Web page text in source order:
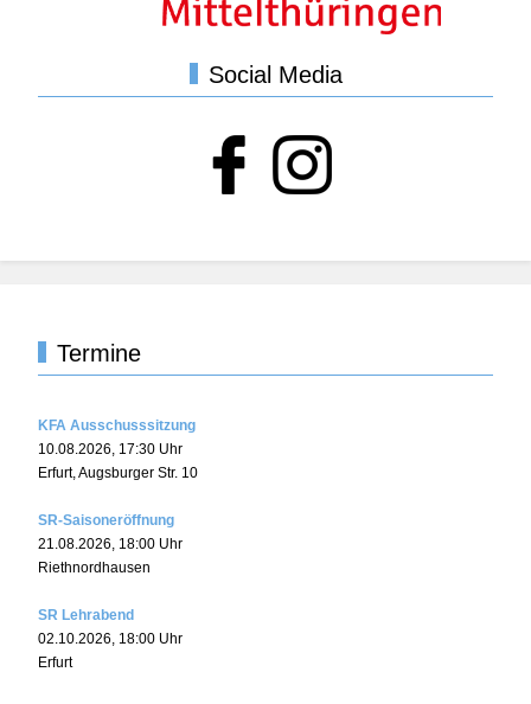
Social Media
Termine
KFA Ausschusssitzung
10.08.2026 17:30 Uhr
Erfurt, Augsburger Str. 10
SR-Saisoneröffnung
21.08.2026 18:00 Uhr
Riethnordhausen
SR Lehrabend
02.10.2026 18:00 Uhr
Erfurt